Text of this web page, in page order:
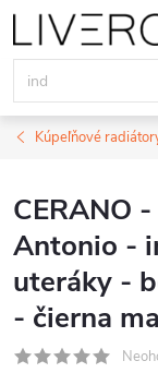
Prejsť
na
obsah
Kúpeľňové
CERANO
Antonio -
uteráky -
- čierna